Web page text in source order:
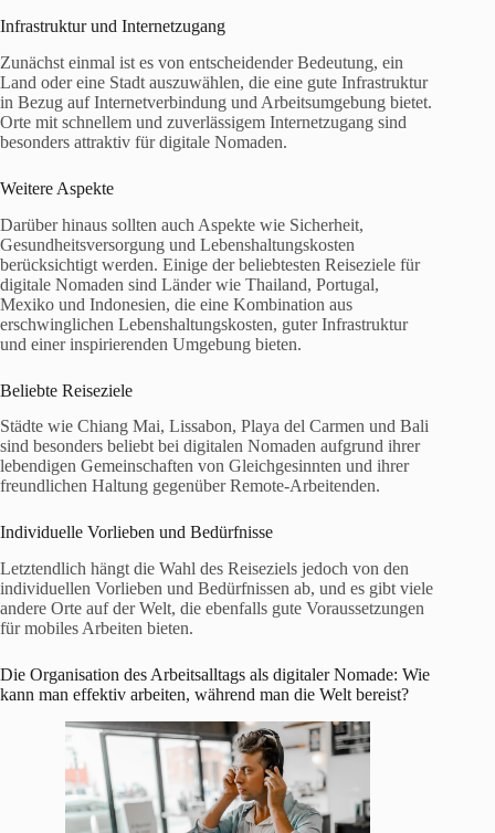
Infrastruktur und Internetzugang
Zunächst einmal ist es von entscheidender Bedeutung, ein
Land oder eine Stadt auszuwählen, die eine gute Infrastruktur
in Bezug auf Internetverbindung und Arbeitsumgebung bietet.
Orte mit schnellem und zuverlässigem Internetzugang sind
besonders attraktiv für digitale Nomaden.
Weitere Aspekte
Darüber hinaus sollten auch Aspekte wie Sicherheit,
Gesundheitsversorgung und Lebenshaltungskosten
berücksichtigt werden. Einige der beliebtesten Reiseziele für
digitale Nomaden sind Länder wie Thailand, Portugal,
Mexiko und Indonesien, die eine Kombination aus
erschwinglichen Lebenshaltungskosten, guter Infrastruktur
und einer inspirierenden Umgebung bieten.
Beliebte Reiseziele
Städte wie Chiang Mai, Lissabon, Playa del Carmen und Bali
sind besonders beliebt bei digitalen Nomaden aufgrund ihrer
lebendigen Gemeinschaften von Gleichgesinnten und ihrer
freundlichen Haltung gegenüber Remote-Arbeitenden.
Individuelle Vorlieben und Bedürfnisse
Letztendlich hängt die Wahl des Reiseziels jedoch von den
individuellen Vorlieben und Bedürfnissen ab, und es gibt viele
andere Orte auf der Welt, die ebenfalls gute Voraussetzungen
für mobiles Arbeiten bieten.
Die Organisation des Arbeitsalltags als digitaler Nomade: Wie
kann man effektiv arbeiten, während man die Welt bereist?